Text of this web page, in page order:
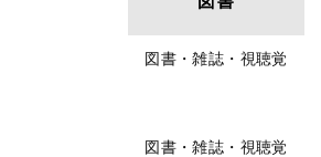
図書・雑誌・視聴覚
図書・雑誌・視聴覚